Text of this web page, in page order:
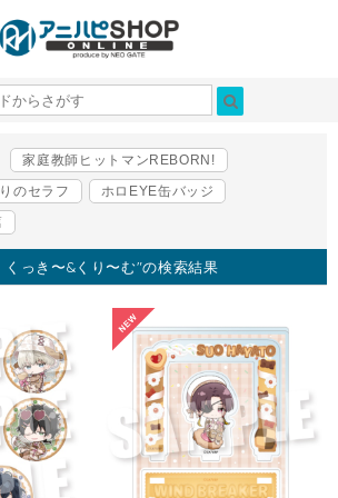
家庭教師ヒットマンREBORN!
のセラフ
ホロEYE缶バッジ
っき〜&くり〜む"の検索結果